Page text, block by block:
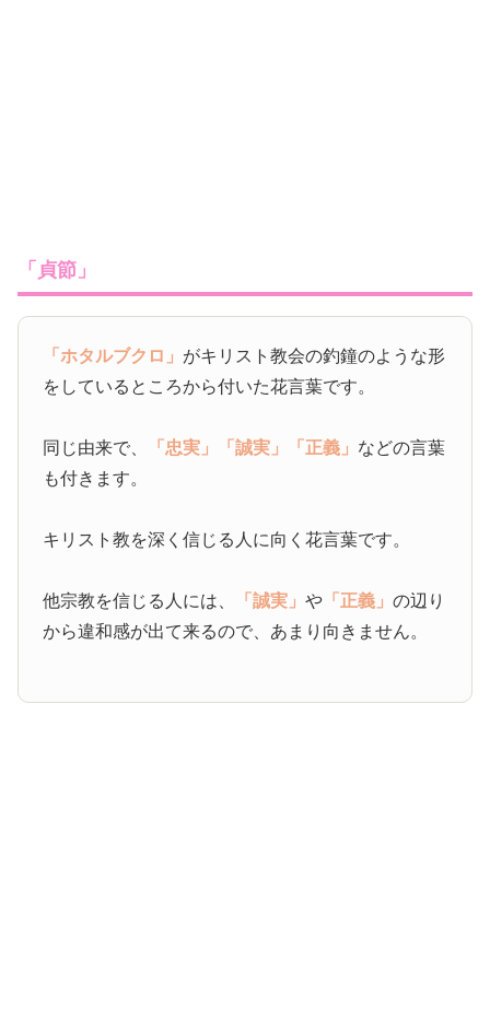
「貞節」
「ホタルブクロ」 がキリスト教会の釣鐘のような形
をしているところから付いた花言葉です。
同じ由来で、 「忠実」 「誠実」 「正義」 などの言葉
も付きます。
キリスト教を深く信じる人に向く花言葉です。
他宗教を信じる人には、 「誠実」や 「正義」の辺り
から違和感が出て来るので、あまり向きません。